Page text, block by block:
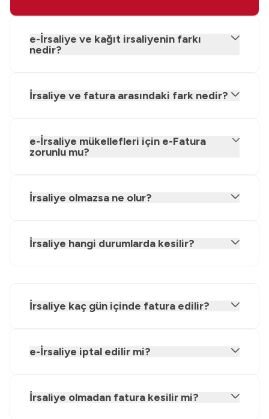
e-İrsaliye ve kağıt irsaliyenin farkı
nedir?
İrsaliye ve fatura arasındaki fark nedir?
e-İrsaliye mükellefleri için e-Fatura
zorunlu mu?
İrsaliye olmazsa ne olur?
İrsaliye hangi durumlarda kesilir?
İrsaliye kaç gün içinde fatura edilir?
e-İrsaliye iptal edilir mi?
İrsaliye olmadan fatura kesilir mi?